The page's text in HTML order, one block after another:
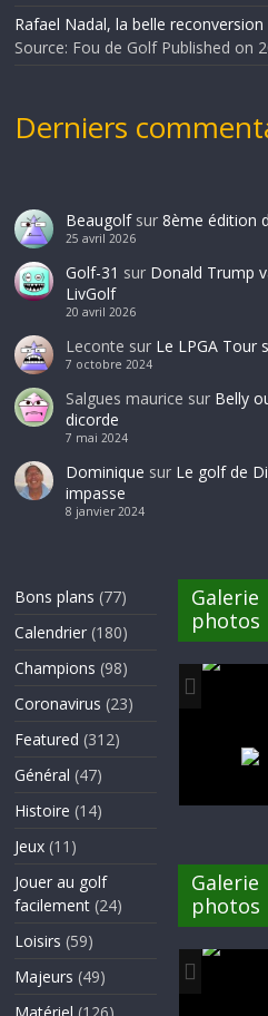
Rafael Nadal, la belle reconversion
Source: Fou de Golf Published on
Derniers
Beaugolfsur 8ème édition
25 avril 2026
Golf-31 sur Donald Trump
LivGolf
20 avril 2026
Leconte sur Le LPGA Tour
7 octobre 2024
Salgues maurice sur Belly
dicorde
7 mai 2024
Dominique sur Le golf de
impasse
8 janvier 2024
Bons plans (77)
Calendrier (180)
Champions (98)
Coronavirus (23)
Featured (312)
Général (47)
Histoire (14)
Jeux (11)
Jouer au golf
facilement (24)
Loisirs (59)
Majeurs (49)
Galerie
photos
Galerie
photos